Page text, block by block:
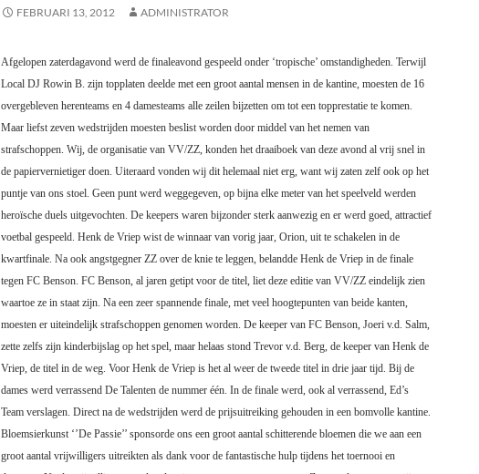
FEBRUARI 13, 2012 ADMINISTRATOR
Afgelopen zaterdagavond werd de finaleavond gespeeld onder ‘tropische’ omstandigheden. Terwijl
Local DJ Rowin B. zijn topplaten deelde met een groot aantal mensen in de kantine, moesten de 16
overgebleven herenteams en 4 damesteams alle zeilen bijzetten om tot een topprestatie te komen.
Maar liefst zeven wedstrijden moesten beslist worden door middel van het nemen van
strafschoppen. Wij, de organisatie van VV/ZZ, konden het draaiboek van deze avond al vrij snel in
de papiervernietiger doen. Uiteraard vonden wij dit helemaal niet erg, want wij zaten zelf ook op het
puntje van ons stoel. Geen punt werd weggegeven, op bijna elke meter van het speelveld werden
heroïsche duels uitgevochten. De keepers waren bijzonder sterk aanwezig en er werd goed, attractief
voetbal gespeeld. Henk de Vriep wist de winnaar van vorig jaar, Orion, uit te schakelen in de
kwartfinale. Na ook angstgegner ZZ over de knie te leggen, belandde Henk de Vriep in de finale
tegen FC Benson. FC Benson, al jaren getipt voor de titel, liet deze editie van VV/ZZ eindelijk zien
waartoe ze in staat zijn. Na een zeer spannende finale, met veel hoogtepunten van beide kanten,
moesten er uiteindelijk strafschoppen genomen worden. De keeper van FC Benson, Joeri v.d. Salm,
zette zelfs zijn kinderbijslag op het spel, maar helaas stond Trevor v.d. Berg, de keeper van Henk de
Vriep, de titel in de weg. Voor Henk de Vriep is het al weer de tweede titel in drie jaar tijd. Bij de
dames werd verrassend De Talenten de nummer één. In de finale werd, ook al verrassend, Ed’s
Team verslagen. Direct na de wedstrijden werd de prijsuitreiking gehouden in een bomvolle kantine.
Bloemsierkunst ‘’De Passie’’ sponsorde ons een groot aantal schitterende bloemen die we aan een
groot aantal vrijwilligers uitreikten als dank voor de fantastische hulp tijdens het toernooi en